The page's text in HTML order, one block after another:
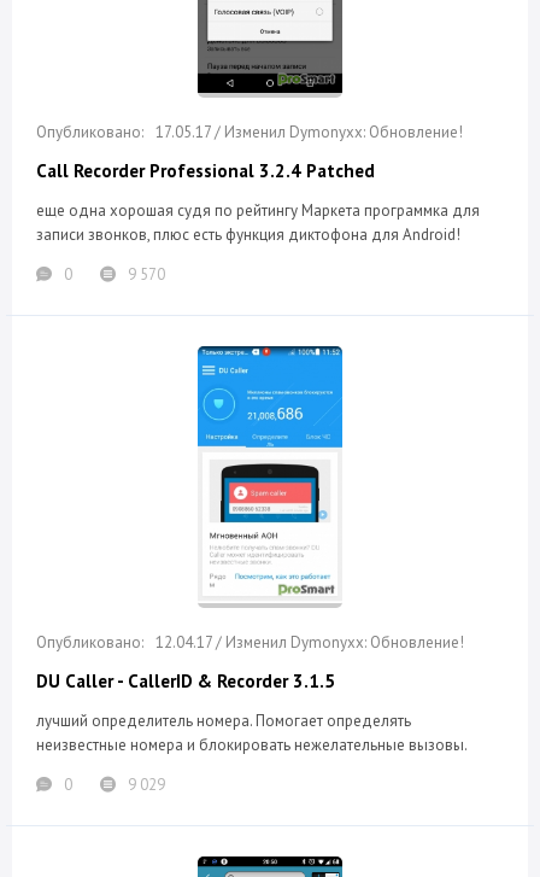
17.05.17 / Изменил Dymonyxx: Обновление!
Call Recorder Professional 3.2.4 Patched
еще одна хорошая судя по рейтингу Маркета программка для
записи звонков, плюс есть функция диктофона для Android!
0
9 570
12.04.17 / Изменил Dymonyxx: Обновление!
DU Caller - CallerID & Recorder 3.1.5
лучший определитель номера. Помогает определять
неизвестные номера и блокировать нежелательные вызовы.
0
9 029